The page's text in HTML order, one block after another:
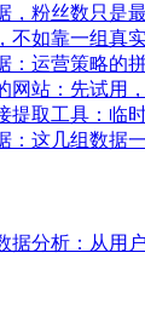
，粉丝数只是
不如靠一组真
：运营策略的
网站：先试用
提取工具：临
：这几组数据